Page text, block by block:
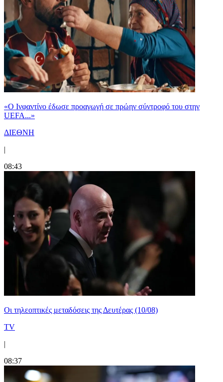
«Ο Ινφαντίνο έδωσε προαγωγή σε πρώην σύντροφό του στην
UEFA...»
ΔΙΕΘΝΗ
|
08:43
Οι τηλεοπτικές μεταδόσεις της Δευτέρας (10/08)
TV
|
08:37